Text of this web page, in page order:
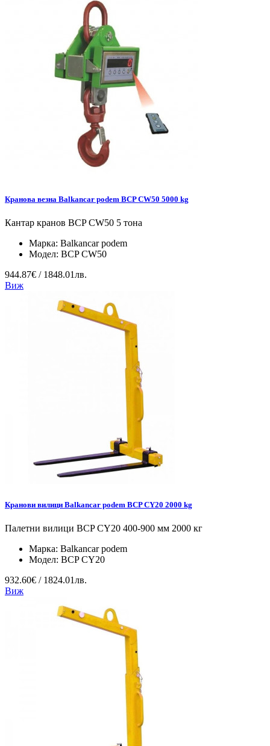
Кранова везна Balkancar podem BCP CW50 5000 kg
Кантар кранов BCP CW50 5 тона
Марка: Balkancar podem
Модел: BCP CW50
944.87€ / 1848.01лв.
Виж
Кранови вилици Balkancar podem BCP CY20 2000 kg
Палетни вилици BCP CY20 400-900 мм 2000 кг
Марка: Balkancar podem
Модел: BCP CY20
932.60€ / 1824.01лв.
Виж